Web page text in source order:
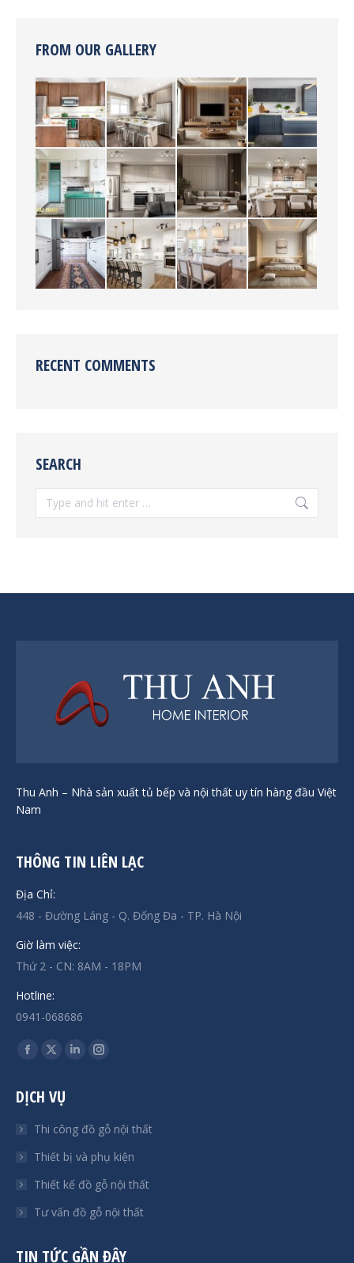
FROM OUR GALLERY
RECENT COMMENTS
SEARCH
Search:
Thu Anh – Nhà sản xuất tủ bếp và nội thất uy tín hàng đầu Việt
Nam
THÔNG TIN LIÊN LẠC
Địa Chỉ:
448 - Đường Láng - Q. Đống Đa - TP. Hà Nội
Giờ làm việc:
Thứ 2 - CN: 8AM - 18PM
Hotline:
0941-068686
Find us on:
Facebook
opens
window
X
opens
window
Linkedin
new
window
Instagram
new
window
DỊCH VỤ
Thi công đồ gỗ nội thất
Thiết bị và phụ kiện
Thiết kế đồ gỗ nội thất
Tư vấn đồ gỗ nội thất
TIN TỨC GẦN ĐÂY